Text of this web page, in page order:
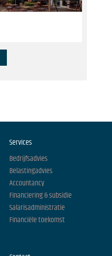
Services
Bedrijfsadvies
Belastingadvies
Accountancy
Financiering & subsidie
Salarisadministratie
Financiële toekomst